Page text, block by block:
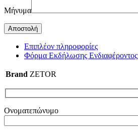
Μήνυμα
Επιπλέον πληροφορίες
Φόρμα Εκδήλωσης Ενδιαφέροντος
Brand ZETOR
Ονοματεπώνυμο